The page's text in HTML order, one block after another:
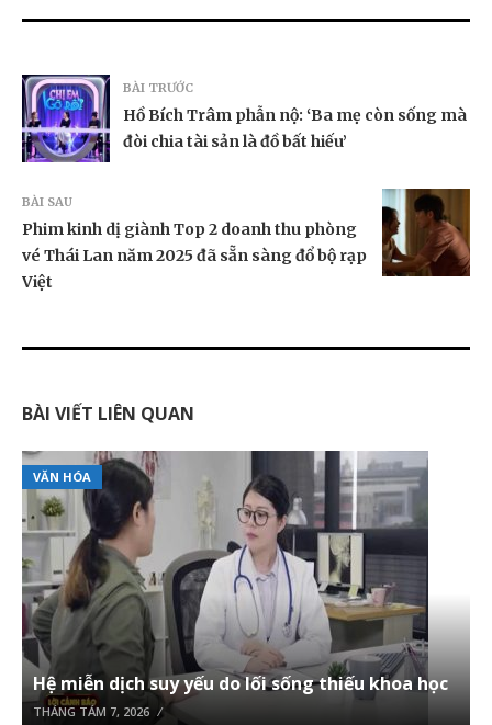
BÀI TRƯỚC
Hồ Bích Trâm phẫn nộ: ‘Ba mẹ còn sống mà
đòi chia tài sản là đồ bất hiếu’
BÀI SAU
Phim kinh dị giành Top 2 doanh thu phòng
vé Thái Lan năm 2025 đã sẵn sàng đổ bộ rạp
Việt
BÀI VIẾT LIÊN QUAN
VĂN HÓA
Hệ miễn dịch suy yếu do lối sống thiếu khoa học
THÁNG TÁM 7, 2026